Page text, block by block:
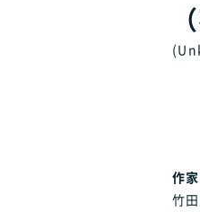
作
竹